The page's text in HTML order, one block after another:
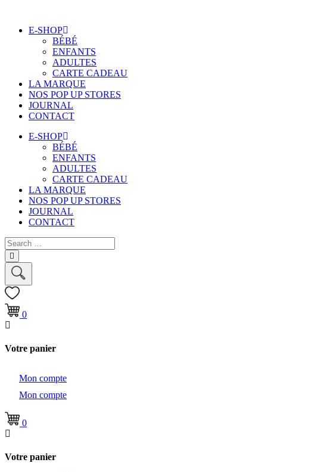
contenuE-SHOP
BÉBÉ
ENFANTS
ADULTES
CARTE CADEAU
LA MARQUE
NOS POP UP STORES
JOURNAL
CONTACT
E-SHOP
BÉBÉ
ENFANTS
ADULTES
CARTE CADEAU
LA MARQUE
NOS POP UP STORES
JOURNAL
CONTACT
0
Votre panier
Mon compte
Mon compte
0
Votre panier